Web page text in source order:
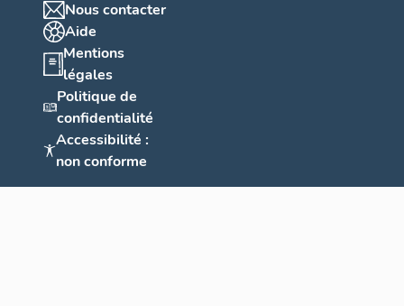
Nous contacter
Aide
Mentions
légales
Politique de
confidentialité
Accessibilité :
non conforme